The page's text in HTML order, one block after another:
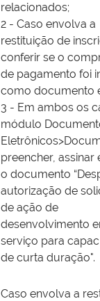
relacionados;
2 - Caso envolva a
restituição de
conferir se o
de pagamento foi
como documento
3 - Em ambos os
módulo
preencher, assinar
o documento
autorização de
de ação de
desenvolvimento
serviço para
de curta duração".
Caso envolva a